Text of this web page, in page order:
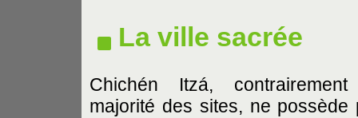
La ville sacrée
Chichén Itzá,
majorité des sites, ne possède